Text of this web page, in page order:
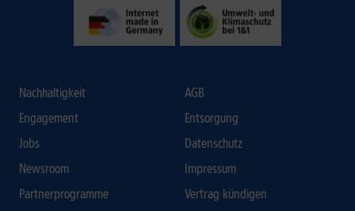
Nachhaltigkeit
Engagement
Jobs
Newsroom
Partnerprogramme
AGB
Entsorgung
Datenschutz
Impressum
Vertrag kündigen